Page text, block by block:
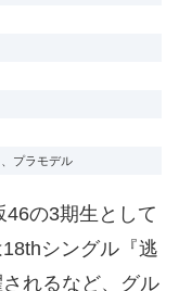
プラモデル
の3期生として
シングル『逃
れるなど、グル